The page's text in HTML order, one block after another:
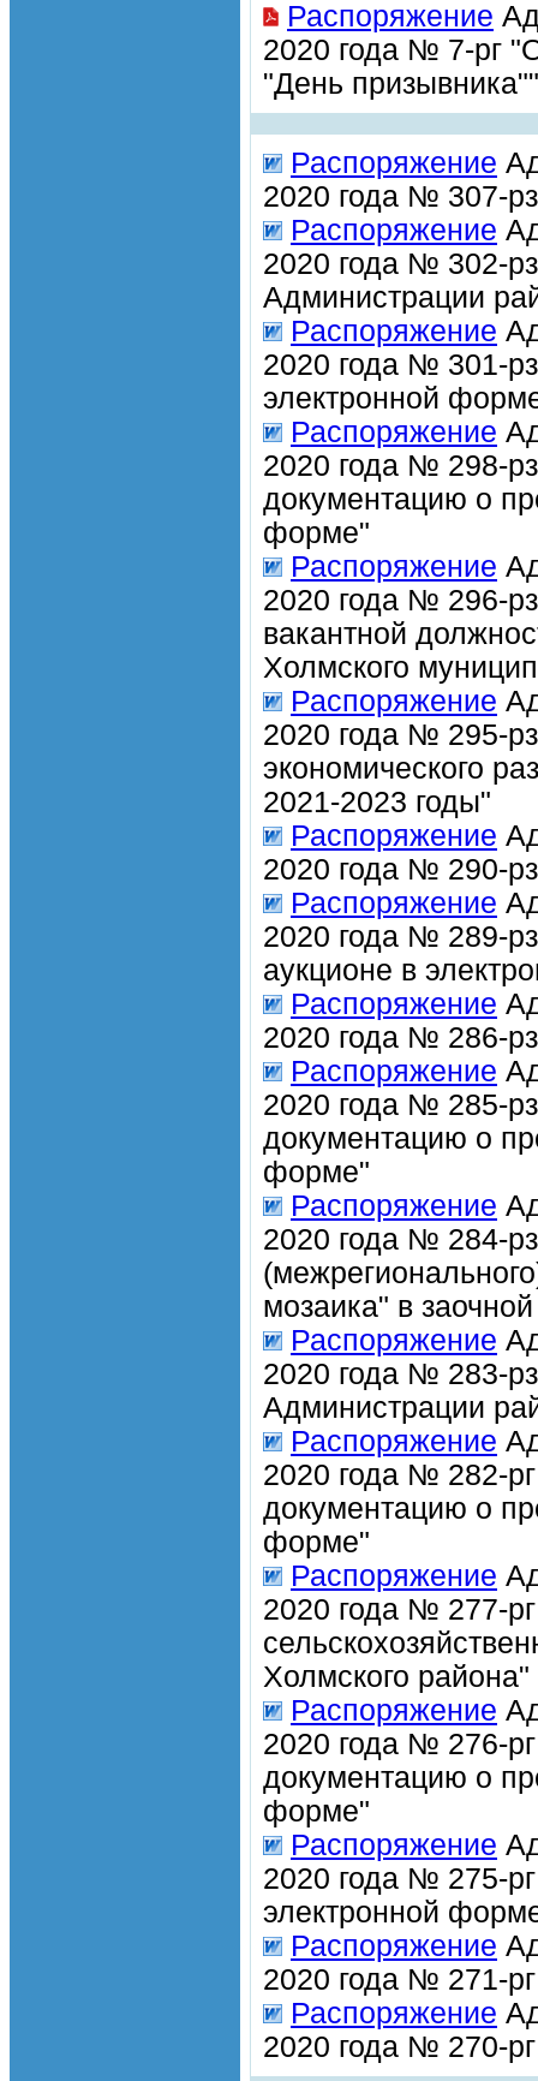
Распоряжение
2020 года № 7-рг
"День призывника""
Распоряжение
2020 года № 307-
Распоряжение
2020 года № 302-
Администрации
Распоряжение
2020 года № 301-
электронной
Распоряжение
2020 года № 298-
документацию о
форме"
Распоряжение
2020 года № 296-
вакантной
Холмского
Распоряжение
2020 года № 295-
экономического
2021-2023 годы"
Распоряжение
2020 года № 290-
Распоряжение
2020 года № 289-
аукционе в
Распоряжение
2020 года № 286-
Распоряжение
2020 года № 285-
документацию о
форме"
Распоряжение
2020 года № 284-
мозаика" в
Распоряжение
2020 года № 283-
Администрации
Распоряжение
2020 года № 282-
документацию о
форме"
Распоряжение
2020 года № 277-
Холмского района"
Распоряжение
2020 года № 276-
документацию о
форме"
Распоряжение
2020 года № 275-
электронной
Распоряжение
2020 года № 271-
Распоряжение
2020 года № 270-